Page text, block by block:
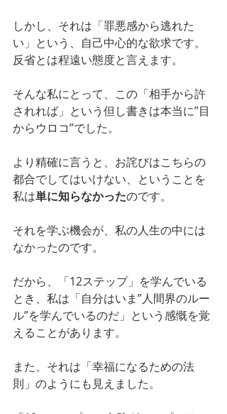
しかし、それは「罪悪感から逃れた
い」という、自己中心的な欲求です。
反省とは程遠い態度と言えます。
そんな私にとって、この「相手から許
されれば」という但し書きは本当に”目
からウロコ”でした。
より精確に言うと、お詫びはこちらの
都合でしてはいけない、ということを
私は単に知らなかったのです。
それを学ぶ機会が、私の人生の中には
なかったのです。
だから、「12ステップ」を学んでいる
とき、私は「自分はいま”人間界のルー
ル”を学んでいるのだ」という感慨を覚
えることがあります。
また、それは「幸福になるための法
則」のようにも見えました。